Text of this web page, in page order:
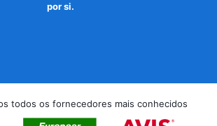
por si.
todos os fornecedores mais conhecidos